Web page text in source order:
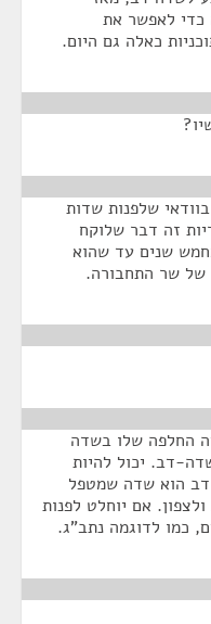
כדי לאפשר את
כאלה גם היום.
שלפנות שדות
זה דבר שלוקח
שנים עד שהוא
של שר התחבורה.
החלפה שלו בשדה
דב. יכול להיות
דב הוא שדה שמטפל
אם יוחלט לפנות
כמו לדוגמה נתב"ג.